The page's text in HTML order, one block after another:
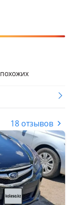
похожих
18 отзывов